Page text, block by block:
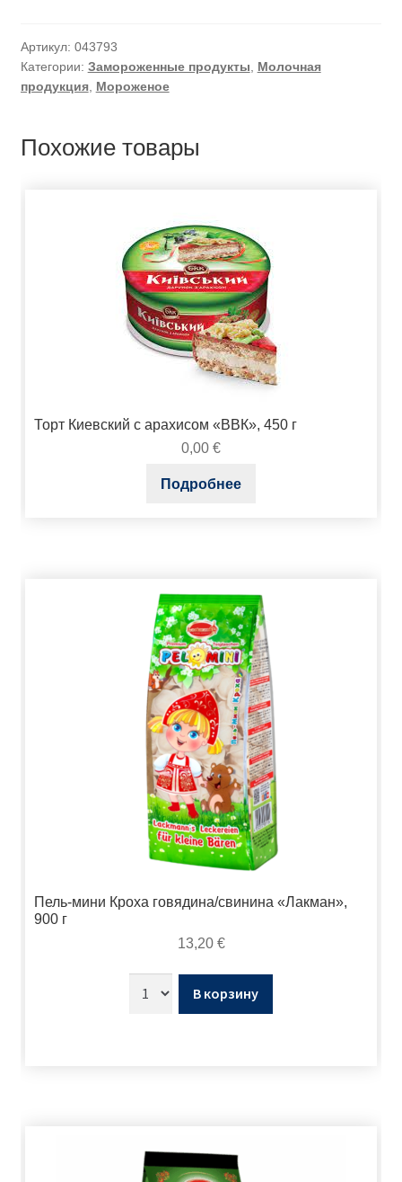
Артикул: 043793
Категории: Замороженные продукты
Молочная
продукция, Мороженое
Похожие товары
Торт Киевский с арахисом «ВВК», 450 г
0,00 €
Подробнее
Пель-мини Кроха говядина/свинина «Лакман»,
900 г
13,20 €
В корзину